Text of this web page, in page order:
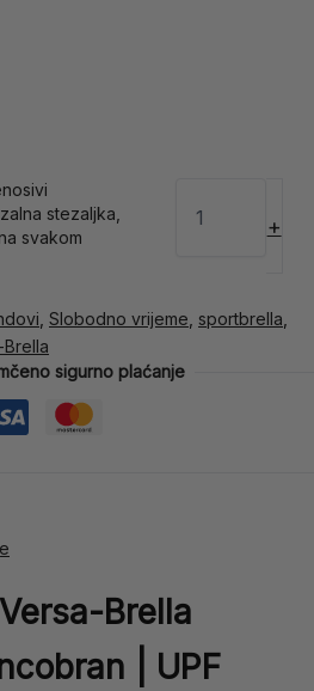
stezaljka,
svakom
+
, Slobodno vrijeme, sportbrella,
sigurno plaćanje
Brella
| UPF